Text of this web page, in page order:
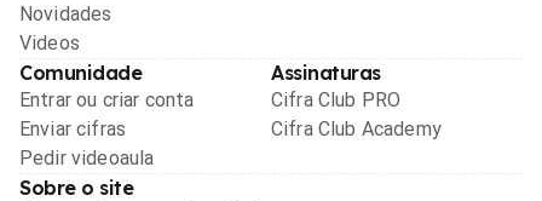
Novidades
Videos
Comunidade
Entrar ou criar conta
Enviar cifras
Pedir videoaula
Assinaturas
Cifra Club PRO
Cifra Club Academy
Sobre o site